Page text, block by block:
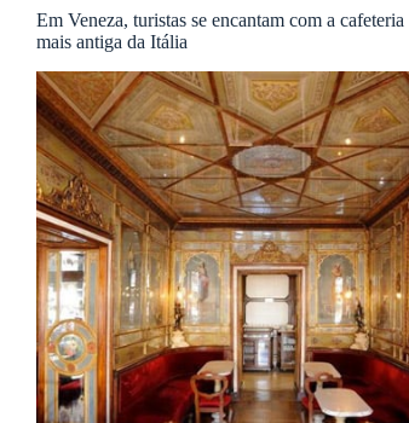
Em Veneza, turistas se encantam com a cafeteria
mais antiga da Itália